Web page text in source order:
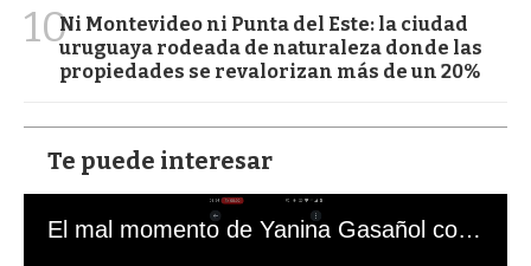
10Ni Montevideo ni Punta del Este: la ciudad
uruguaya rodeada de naturaleza donde las
propiedades se revalorizan más de un 20%
Te puede interesar
El mal momento de Yanina Gasañol con un hincha argentino en "Subrayado"